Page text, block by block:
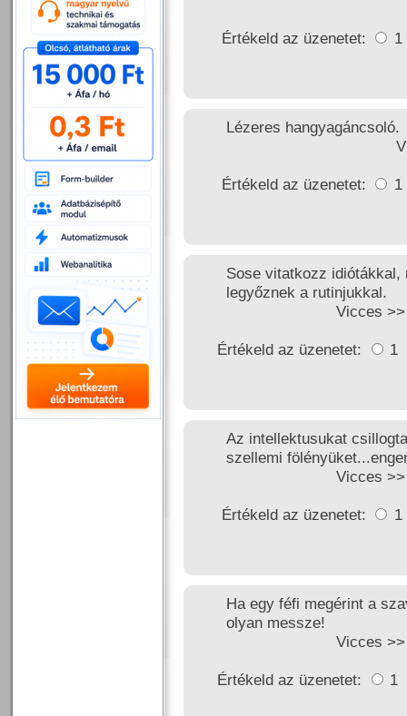
Értékeld az üzenetet: 1
Lézeres hangyagáncsoló.
Értékeld az üzenetet: 1
Sose vitatkozz
legyőznek a rutinjukkal.
Vicces
Értékeld az üzenetet: 1
Az intellektusukat
szellemi
Vicces
Értékeld az üzenetet: 1
Ha egy féfi megérint a
olyan messze!
Vicces
Értékeld az üzenetet: 1